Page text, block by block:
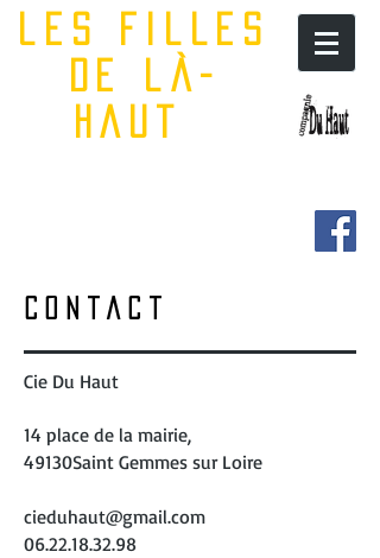
les filles
de là-
haut
Contact
Cie Du Haut
14 place de la mairie,
49130Saint Gemmes sur Loire
cieduhaut@gmail.com
06.22.18.32.98